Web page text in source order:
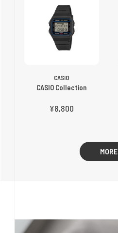
CASIO
CASIO Collection
¥8,800
MORE